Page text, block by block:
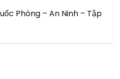
Phòng – An Ninh – Tập